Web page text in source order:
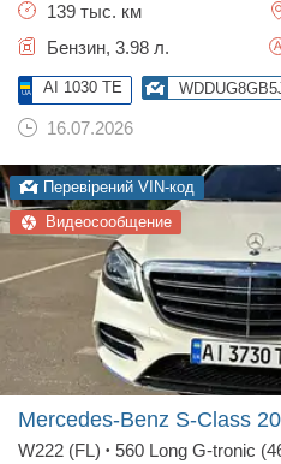
139 тыс. км
Бензин, 3.98 л.
AI 1030 TE
16.07.2026
Перевірений VIN-код
Видеосообщение
Mercedes-Benz S-Class
W222 (FL) • 560 Long G-tronic